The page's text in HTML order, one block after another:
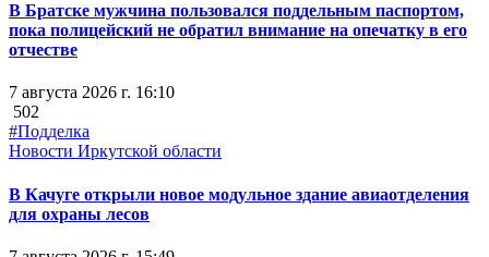
В Братске мужчина пользовался поддельным паспортом,
пока полицейский не обратил внимание на опечатку в его
отчестве
7 августа 2026 г. 16:10
502
#Подделка
Новости Иркутской области
В Качуге открыли новое модульное здание авиаотделения
для охраны лесов